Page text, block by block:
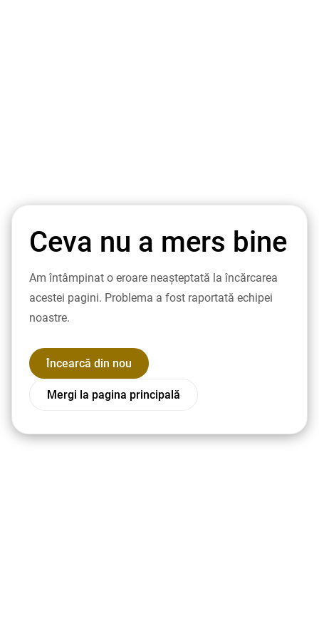
Ceva nu a mers bine
Am întâmpinat o eroare neașteptată la încărcarea
acestei pagini. Problema a fost raportată echipei
noastre.
Încearcă din nou
Mergi la pagina principală